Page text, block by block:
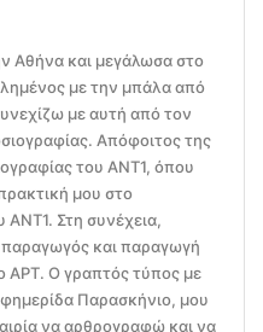
Αθήνα και μεγάλωσα στο
με την μπάλα από
με αυτή από τον
Απόφοιτος της
του ΑΝΤ1, όπου
μου στο
ΑΝΤ1. Στη συνέχεια,
και παραγωγή
ΑΡΤ. Ο γραπτός τύπος με
Παρασκήνιο, μου
να αρθρογραφώ και να